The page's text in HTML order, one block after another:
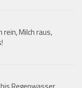
rein, Milch raus,